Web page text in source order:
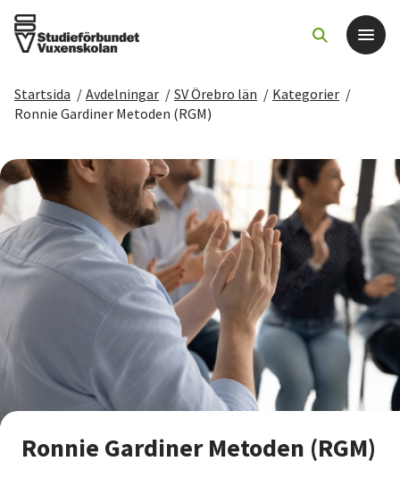
Det här gör vi
För dig som
Sök kurser och evenemang
Om SV
Starta studiecirkel
Nyheter
Avdelningar
Startsida / Avdelningar / SV Örebro län / Kategorier /
Ronnie Gardiner Metoden (RGM)
Ronnie Gardiner Metoden (RGM)